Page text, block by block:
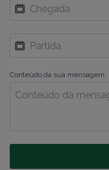
Conteúdo da sua mensagem